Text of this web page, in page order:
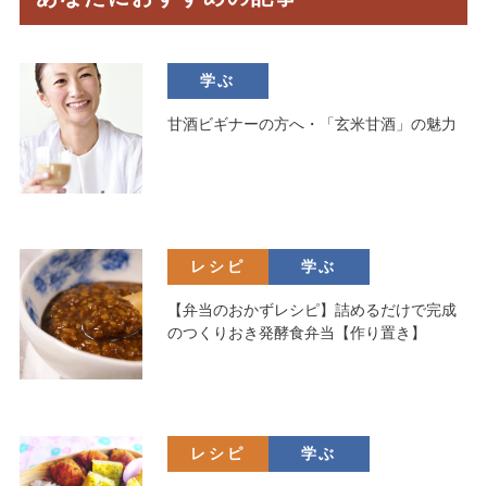
学ぶ
甘酒ビギナーの方へ・「玄米甘酒」の魅力
レシピ 学ぶ
【弁当のおかずレシピ】詰めるだけで完成
のつくりおき発酵食弁当【作り置き】
レシピ 学ぶ